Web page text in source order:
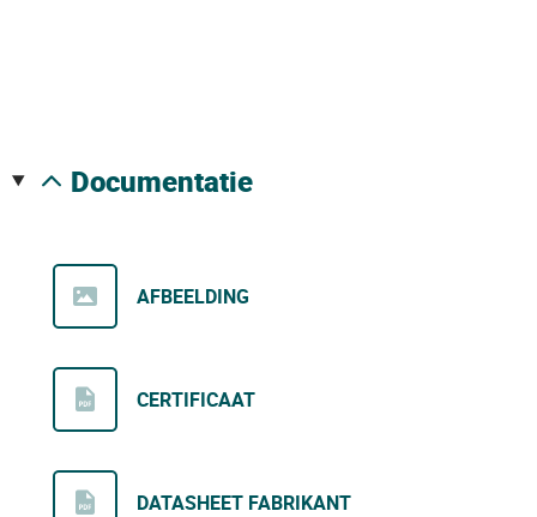
documentatie
AFBEELDING
CERTIFICAAT
DATASHEET FABRIKANT